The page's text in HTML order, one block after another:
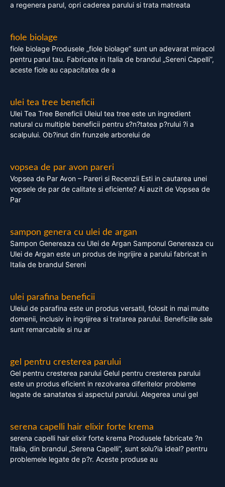
a regenera parul, opri caderea parului si trata matreata
fiole biolage
fiole biolage Produsele „fiole biolage” sunt un adevarat miracol
pentru parul tau. Fabricate in Italia de brandul „Sereni Capelli”,
aceste fiole au capacitatea de a
ulei tea tree beneficii
Ulei Tea Tree Beneficii Uleiul tea tree este un ingredient
natural cu multiple beneficii pentru s?n?tatea p?rului ?i a
scalpului. Ob?inut din frunzele arborelui de
vopsea de par avon pareri
Vopsea de Par Avon – Pareri si Recenzii Esti in cautarea unei
vopsele de par de calitate si eficiente? Ai auzit de Vopsea de
Par
sampon genera cu ulei de argan
Sampon Genereaza cu Ulei de Argan Samponul Genereaza cu
Ulei de Argan este un produs de ingrijire a parului fabricat in
Italia de brandul Sereni
ulei parafina beneficii
Uleiul de parafina este un produs versatil, folosit in mai multe
domenii, inclusiv in ingrijirea si tratarea parului. Beneficiile sale
sunt remarcabile si nu ar
gel pentru cresterea parului
Gel pentru cresterea parului Gelul pentru cresterea parului
este un produs eficient in rezolvarea diferitelor probleme
legate de sanatatea si aspectul parului. Alegerea unui gel
serena capelli hair elixir forte krema
serena capelli hair elixir forte krema Produsele fabricate ?n
Italia, din brandul „Serena Capelli”, sunt solu?ia ideal? pentru
problemele legate de p?r. Aceste produse au